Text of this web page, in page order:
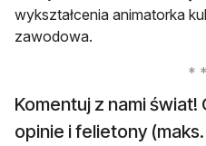
wykształcenia animatorka
zawodowa.
Komentuj z nami świat!
opinie i felietony